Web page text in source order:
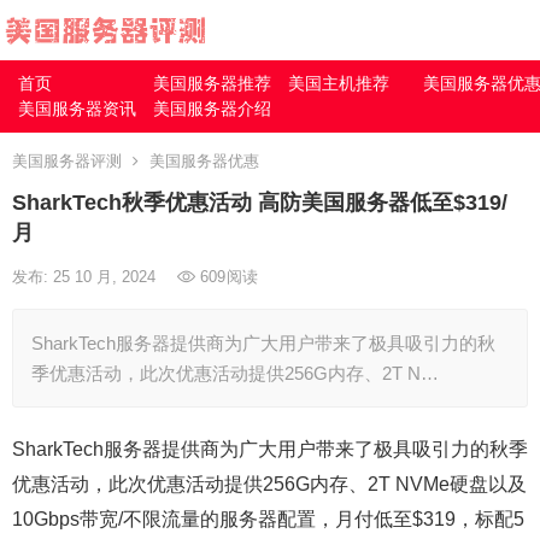
首页 美国服务器推荐 美国主机推荐
美国服务器优惠
美国服务器资讯
美国服务器介绍
美国服务器评测 美国服务器优惠
SharkTech秋季优惠活动 高防美国服务器低至$319/
月
发布: 25 10 月, 2024 609阅读
SharkTech服务器提供商为广大用户带来了极具吸引力的秋
季优惠活动，此次优惠活动提供256G内存、2T N…
SharkTech服务器提供商为广大用户带来了极具吸引力的秋季
优惠活动，此次优惠活动提供256G内存、2T NVMe硬盘以及
10Gbps带宽/不限流量的服务器配置，月付低至$319，标配5